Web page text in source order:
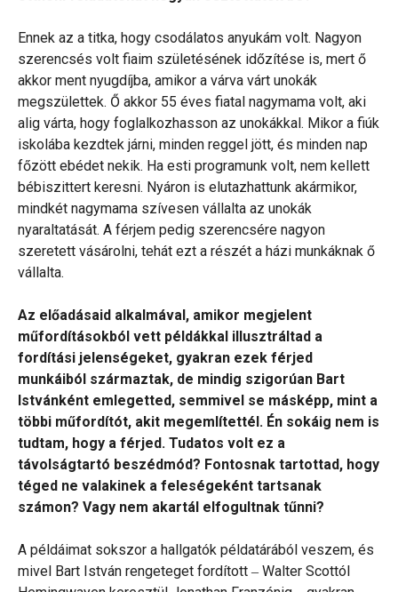
Ennek az a titka, hogy csodálatos anyukám volt. Nagyon
szerencsés volt fiaim születésének időzítése is, mert ő
akkor ment nyugdíjba, amikor a várva várt unokák
megszülettek. Ő akkor 55 éves fiatal nagymama volt, aki
alig várta, hogy foglalkozhasson az unokákkal. Mikor a fiúk
iskolába kezdtek járni, minden reggel jött, és minden nap
főzött ebédet nekik. Ha esti programunk volt, nem kellett
bébiszittert keresni. Nyáron is elutazhattunk akármikor,
mindkét nagymama szívesen vállalta az unokák
nyaraltatását. A férjem pedig szerencsére nagyon
szeretett vásárolni, tehát ezt a részét a házi munkáknak ő
vállalta.
Az előadásaid alkalmával, amikor megjelent
műfordításokból vett példákkal illusztráltad a
fordítási jelenségeket, gyakran ezek férjed
munkáiból származtak, de mindig szigorúan Bart
Istvánként emlegetted, semmivel se másképp, mint a
többi műfordítót, akit megemlítettél. Én sokáig nem is
tudtam, hogy a férjed. Tudatos volt ez a
távolságtartó beszédmód? Fontosnak tartottad, hogy
téged ne valakinek a feleségeként tartsanak
számon? Vagy nem akartál elfogultnak tűnni?
A példáimat sokszor a hallgatók példatárából veszem, és
mivel Bart István rengeteget fordított ‒ Walter Scottól